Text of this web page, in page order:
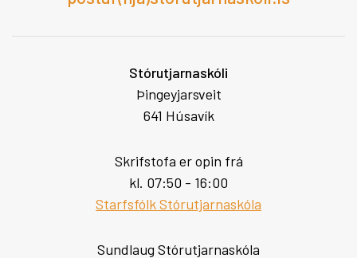
Stórutjarnaskóli
Þingeyjarsveit
641 Húsavík
Skrifstofa er opin frá
kl. 07:50 - 16:00
Starfsfólk Stórutjarnaskóla
Sundlaug Stórutjarnaskóla